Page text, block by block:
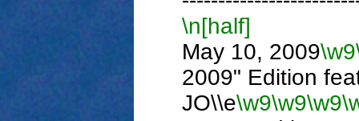
\n[half]
May 10, 2009\w9
2009" Edition
JO\\e\w9\w9\w9